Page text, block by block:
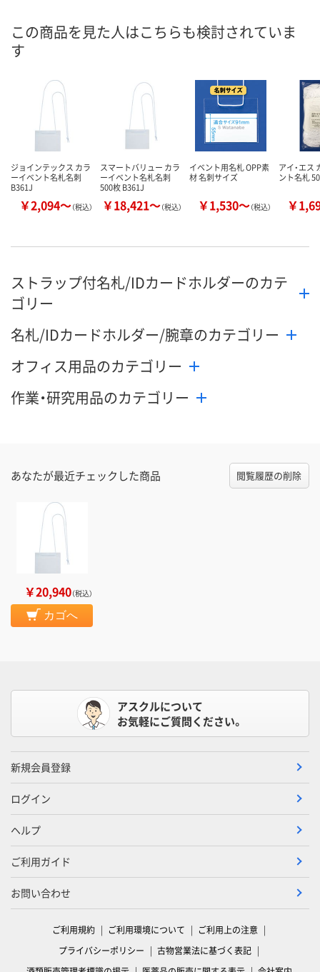
カゴへ カ
この商品を見た人はこちらも検討されていま
す
ジョインテックス カラ
ーイベント名札名刺
B361J
￥2,094～（税込）
スマートバリュー カラ
ーイベント名札名刺
500枚 B361J
￥18,421～（税込）
イベント用名札 OPP素
材 名刺サイズ
￥1,530～（税込）
アイ・エス
ント名札 50
￥
ストラップ付名札/IDカードホルダーのカテ
ゴリー
名札/IDカードホルダー/腕章のカテゴリー
オフィス用品のカテゴリー
作業・研究用品のカテゴリー
あなたが最近チェックした商品 閲覧履歴の削除
￥20,940（税込）
カゴへ
アスクルについて
お気軽にご質問ください。
新規会員登録
ログイン
ヘルプ
ご利用ガイド
お問い合わせ
ご利用規約 ご利用環境について
ご利用上の注意
プライバシーポリシー
古物営業法に基づく表記